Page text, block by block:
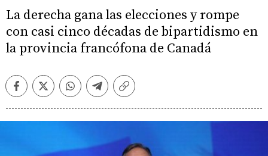
La derecha gana las elecciones y rompe
con casi cinco décadas de bipartidismo en
la provincia francófona de Canadá
FacebookTwitterWhatsappTelegramCopiar